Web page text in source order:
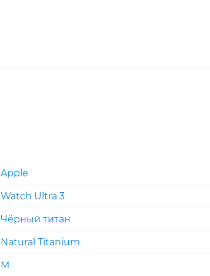
Apple
Watch Ultra 3
Чёрный титан
Natural Titanium
M